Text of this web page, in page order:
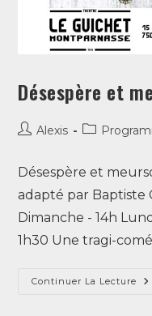
Désespère et
Alexis
Désespère et
adapté par Baptiste
Dimanche - 14h
1h30 Une tragi-
Continuer La Lecture